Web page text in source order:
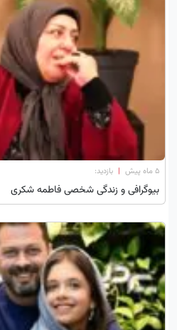
۵ ماه پیش | بازدید:
بیوگرافی و زندگی شخصی فاطمه شکری